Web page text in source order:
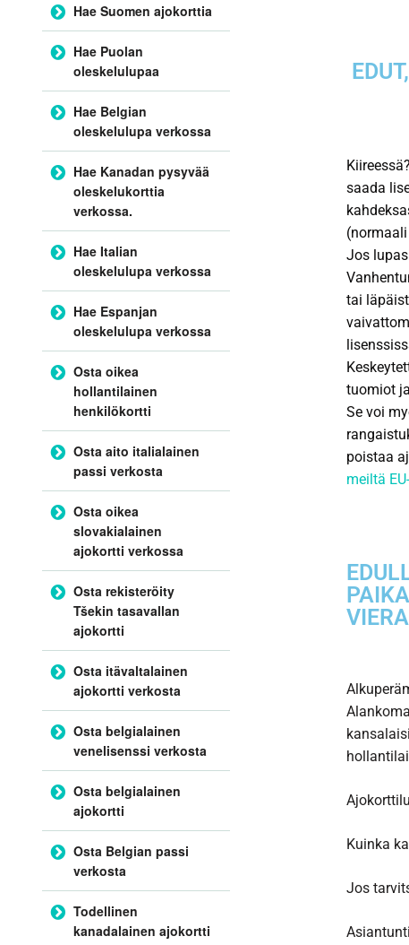
saada
Jos
tai
tuomiot
Se voi
poistaa
meiltä
Kuinka
Jos
Hae Suomen ajokorttia
Hae Puolan
oleskelulupaa
Hae Belgian
oleskelulupa verkossa
Hae Kanadan pysyvää
oleskelukorttia
verkossa.
Hae Italian
oleskelulupa verkossa
Hae Espanjan
oleskelulupa verkossa
Osta oikea
hollantilainen
henkilökortti
Osta aito italialainen
passi verkosta
Osta oikea
slovakialainen
ajokortti verkossa
Osta rekisteröity
Tšekin tasavallan
ajokortti
Osta itävaltalainen
ajokortti verkosta
Osta belgialainen
venelisenssi verkosta
Osta belgialainen
ajokortti
Osta Belgian passi
verkosta
Todellinen
kanadalainen ajokortti